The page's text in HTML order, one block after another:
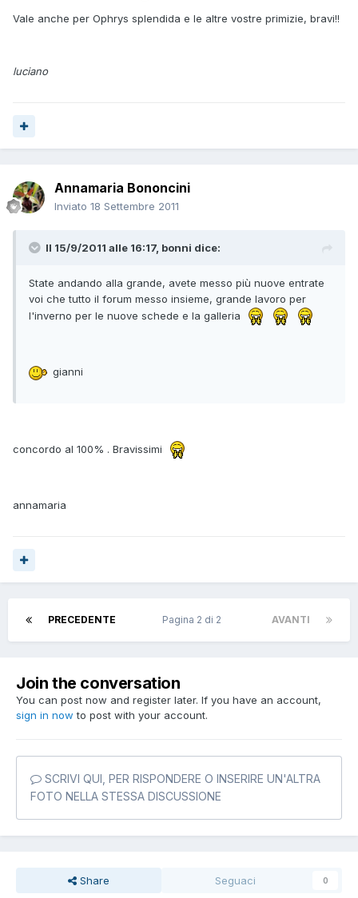
Vale anche per Ophrys splendida e le altre vostre primizie, bravi!!
luciano
Annamaria Bononcini
Inviato 18 Settembre 2011
Il 15/9/2011 alle 16:17, bonni dice:
State andando alla grande, avete messo più nuove entrate
voi che tutto il forum messo insieme, grande lavoro per
l'inverno per le nuove schede e la galleria
gianni
concordo al 100% . Bravissimi
annamaria
PRECEDENTE AVANTI
Pagina 2 di 2
Join the conversation
You can post now and register later. If you have an account,
sign in now to post with your account.
SCRIVI QUI, PER RISPONDERE O INSERIRE UN'ALTRA
FOTO NELLA STESSA DISCUSSIONE
Share Seguaci 0